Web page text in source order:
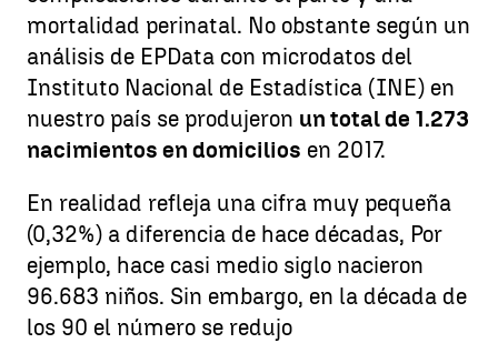
mortalidad perinatal. No obstante según un
análisis de EPData con microdatos del
Instituto Nacional de Estadística (INE) en
nuestro país se produjeron un total de 1.273
nacimientos en domicilios en 2017.
En realidad refleja una cifra muy pequeña
(0,32%) a diferencia de hace décadas, Por
ejemplo, hace casi medio siglo nacieron
96.683 niños. Sin embargo, en la década de
los 90 el número se redujo